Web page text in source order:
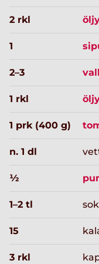
2 rkl
1
2–3
1 rkl
1 prk (400 g)
n. 1 dl
½
1–2 tl
15
3 rkl